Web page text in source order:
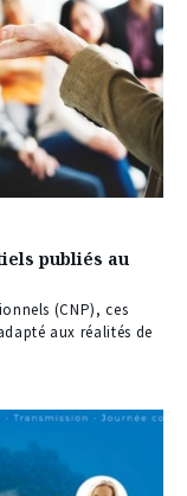
publiés au
(CNP), ces
aux réalités de